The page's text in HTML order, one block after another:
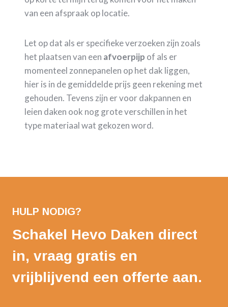
van een afspraak op locatie.
Let op dat als er specifieke verzoeken zijn zoals
het plaatsen van een afvoerpijp of als er
momenteel zonnepanelen op het dak liggen,
hier is in de gemiddelde prijs geen rekening met
gehouden. Tevens zijn er voor dakpannen en
leien daken ook nog grote verschillen in het
type materiaal wat gekozen word.
HULP NODIG?
Schakel Hevo Daken direct
in, vraag gratis en
vrijblijvend een offerte aan.